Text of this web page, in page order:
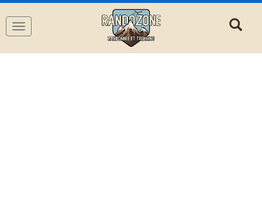
Navigation